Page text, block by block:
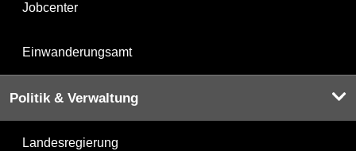
Jobcenter
Einwanderungsamt
Politik & Verwaltung
Landesregierung